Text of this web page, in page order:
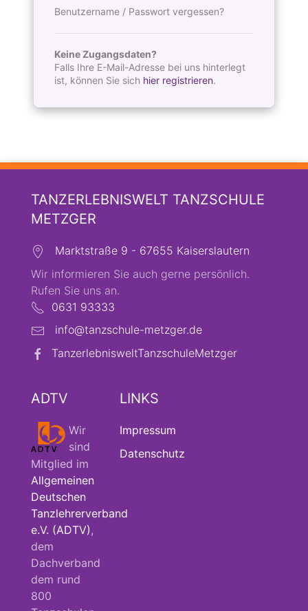
Benutzername / Passwort vergessen?
Keine Zugangsdaten?
Falls Ihre E-Mail-Adresse bei uns hinterlegt
ist, können Sie sich hier registrieren.
TANZERLEBNISWELT TANZSCHULE
METZGER
Marktstraße 9 - 67655 Kaiserslautern
Wir informieren Sie auch gerne persönlich.
Rufen Sie uns an.
0631 93333
info@tanzschule-metzger.de
TanzerlebnisweltTanzschuleMetzger
ADTV
Wir
sind
Mitglied im
Allgemeinen
Deutschen
Tanzlehrerverband
e.V. (ADTV) ,
dem
Dachverband
dem rund
800
LINKS
Impressum
Datenschutz